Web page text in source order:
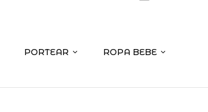
PORTEAR
ROPA BEBE